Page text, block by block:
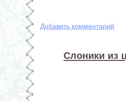
Добавить комментарий
Слоники из